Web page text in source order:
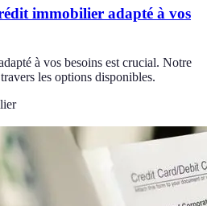
immobilier adapté à vos
à vos besoins est crucial. Notre
les options disponibles.